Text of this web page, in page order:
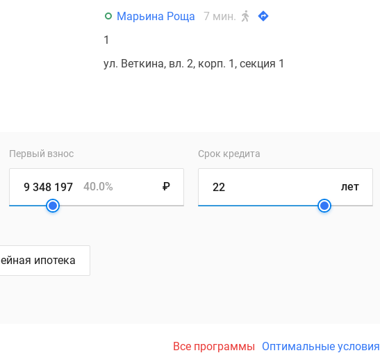
Марьина Роща
7 мин.
1
ул. Веткина, вл. 2, корп. 1, секция 1
Первый взнос
₽
40.0%
Срок кредита
лет
ипотека
Все программы Оптимальные условия